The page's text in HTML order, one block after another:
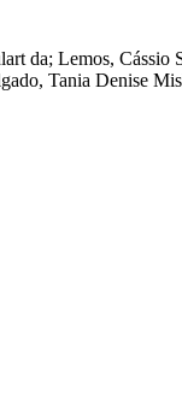
da; Lemos, Cássio
Tania Denise